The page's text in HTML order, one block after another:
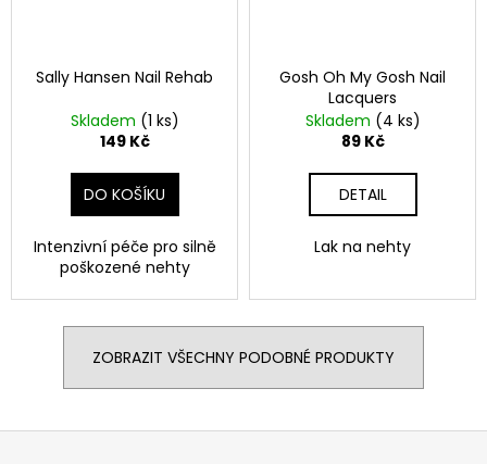
Sally Hansen Nail Rehab
Skladem (1 ks)
149 Kč
DO KOŠÍKU
Intenzivní péče pro silně
poškozené nehty
Gosh Oh My Gosh Nail
Lacquers
Skladem (4 ks)
89 Kč
DETAIL
Lak na nehty
ZOBRAZIT VŠECHNY PODOBNÉ PRODUKTY
Z